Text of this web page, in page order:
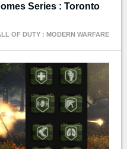
Series : Toronto
OF DUTY : MODERN WARFARE